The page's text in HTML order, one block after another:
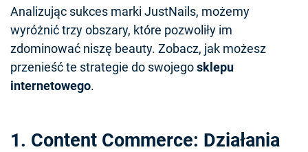
Analizując sukces marki JustNails, możemy
wyróżnić trzy obszary, które pozwoliły im
zdominować niszę beauty. Zobacz, jak możesz
przenieść te strategie do swojegosklepu
internetowego.
1. Content Commerce: Działania